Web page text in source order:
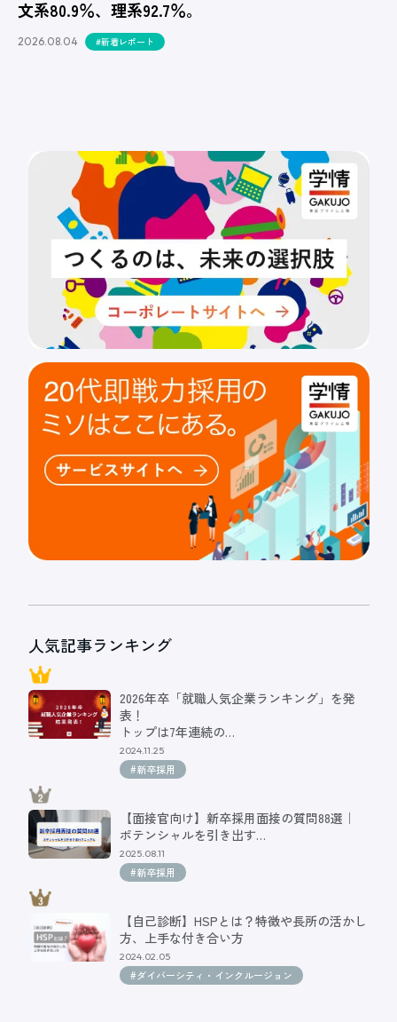
文系80.9％、理系92.7％。
2026.08.04 #新着レポート
人気記事ランキング
2026年卒「就職人気企業ランキング」を発
表！
トップは7年連続の…
2024.11.25
#新卒採用
【面接官向け】新卒採用面接の質問88選｜
ポテンシャルを引き出す…
2025.08.11
#新卒採用
【自己診断】HSPとは？特徴や長所の活かし
方、上手な付き合い方
2024.02.05
#ダイバーシティ・インクルージョン